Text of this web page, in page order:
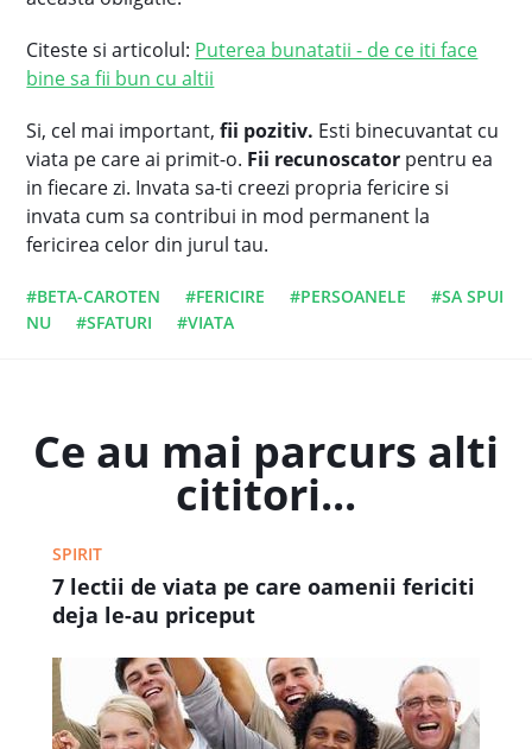
Citeste si articolul: Puterea bunatatii - de ce iti face
bine sa fii bun cu altii
Si, cel mai important,fii pozitiv. Esti binecuvantat cu
viata pe care ai primit-o. Fii recunoscator pentru ea
in fiecare zi. Invata sa-ti creezi propria fericire si
invata cum sa contribui in mod permanent la
fericirea celor din jurul tau.
#BETA-CAROTEN #FERICIRE #PERSOANELE
#SA SPUI
NU
#SFATURI #VIATA
Ce au mai parcurs alti
cititori...
SPIRIT
7 lectii de viata pe care oamenii fericiti
deja le-au priceput